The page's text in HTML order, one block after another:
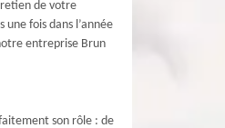
de votre
fois dans l’année
entreprise Brun
son rôle : de